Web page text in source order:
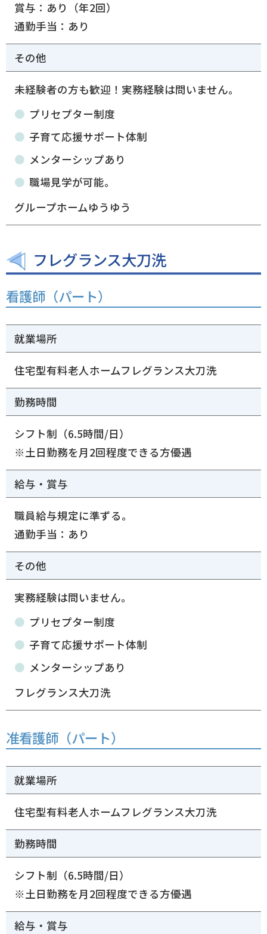
賞与：あり（年2回）
通勤手当：あり
その他
未経験者の方も歓迎！実務経験は問いません。
プリセプター制度
子育て応援サポート体制
メンターシップあり
職場見学が可能。
グループホームゆうゆう
フレグランス大刀洗
看護師（パート）
就業場所
住宅型有料老人ホームフレグランス大刀洗
勤務時間
シフト制（6.5時間/日）
※土日勤務を月2回程度できる方優遇
給与・賞与
職員給与規定に準ずる。
通勤手当：あり
その他
実務経験は問いません。
プリセプター制度
子育て応援サポート体制
メンターシップあり
フレグランス大刀洗
准看護師（パート）
就業場所
住宅型有料老人ホームフレグランス大刀洗
勤務時間
シフト制（6.5時間/日）
※土日勤務を月2回程度できる方優遇
給与・賞与